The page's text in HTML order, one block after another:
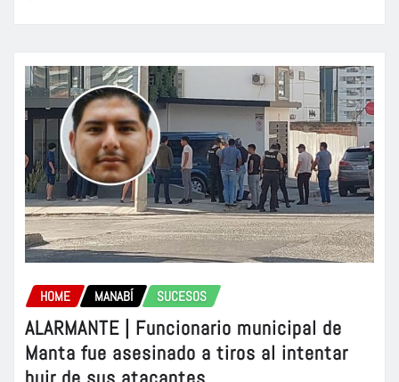
HOME MANABÍ SUCESOS
ALARMANTE | Funcionario municipal de
Manta fue asesinado a tiros al intentar